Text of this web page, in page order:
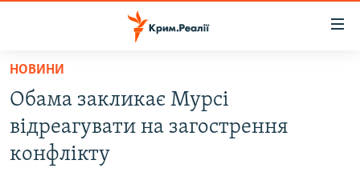
Перейти
основного
матеріалу
Перейти
до
НОВИНИ
ВІДЕО ТА ФОТО
НОВИНИ
Обама закликає Мурсі
відреагувати на загострення
конфлікту